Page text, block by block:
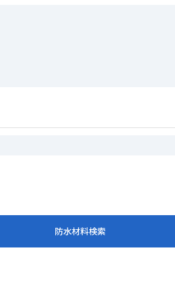
防水材料検索